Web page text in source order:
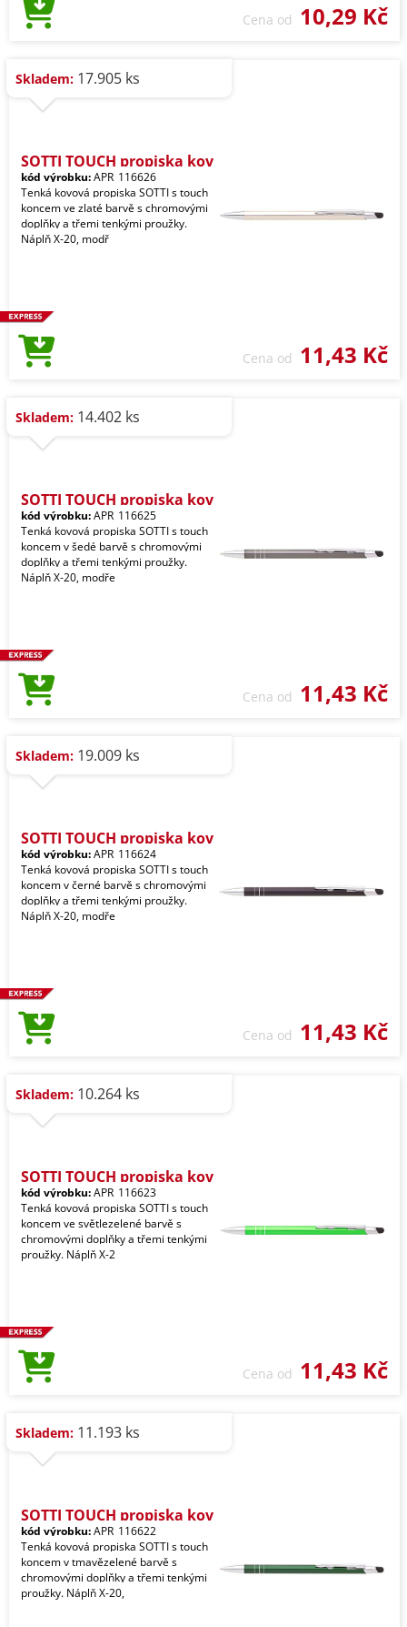
Cena od 10,29 Kč
Skladem: 17.905 ks
SOTTI TOUCH propiska kov
kód výrobku:APR_116626
Tenká kovová propiska SOTTI s touch
koncem ve zlaté barvě s chromovými
doplňky a třemi tenkými proužky.
Náplň X-20, modř
Cena od 11,43 Kč
Skladem: 14.402 ks
SOTTI TOUCH propiska kov
kód výrobku:APR_116625
Tenká kovová propiska SOTTI s touch
koncem v šedé barvě s chromovými
doplňky a třemi tenkými proužky.
Náplň X-20, modře
Cena od 11,43 Kč
Skladem: 19.009 ks
SOTTI TOUCH propiska kov
kód výrobku:APR_116624
Tenká kovová propiska SOTTI s touch
koncem v černé barvě s chromovými
doplňky a třemi tenkými proužky.
Náplň X-20, modře
Cena od 11,43 Kč
Skladem: 10.264 ks
SOTTI TOUCH propiska kov
kód výrobku:APR_116623
Tenká kovová propiska SOTTI s touch
koncem ve světlezelené barvě s
chromovými doplňky a třemi tenkými
proužky. Náplň X-2
Cena od 11,43 Kč
Skladem: 11.193 ks
SOTTI TOUCH propiska kov
kód výrobku:APR_116622
Tenká kovová propiska SOTTI s touch
koncem v tmavězelené barvě s
chromovými doplňky a třemi tenkými
proužky. Náplň X-20,